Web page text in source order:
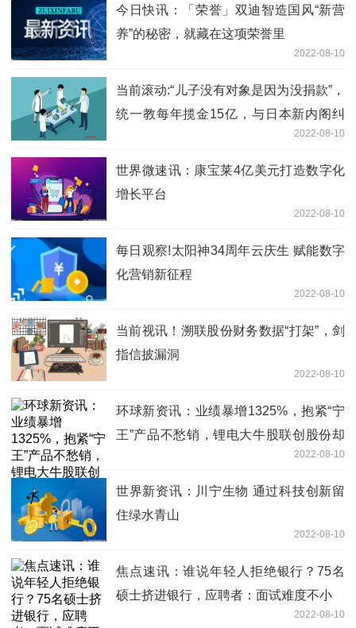
今日快讯：「荣誉」双迪智造国风“新营
养”的秘密，就藏在这项荣誉里
2022-08-10
当前滚动:“儿子没有对象是因为没捐款”，
统一教每年揽金15亿，与日本新内阁纠
2022-08-10
世界微速讯：康宝莱4亿美元打造数字化
增长平台
2022-08-10
每日观察!太阳神34周年云庆生 赋能数字
化营销新征程
2022-08-10
当前视讯！溯联股份财务数据“打架”，剑
指信披漏洞
2022-08-10
环球新资讯：业绩暴增1325%，抱紧“宁
王”产品不愁销，锂电大牛股联创股份却
2022-08-10
世界新资讯：川宁生物 通过科技创新留
住绿水青山
2022-08-10
焦点速讯：谁说年轻人拒绝银行？75名
硕士挤进银行，应聘者：面试难度不小
2022-08-10